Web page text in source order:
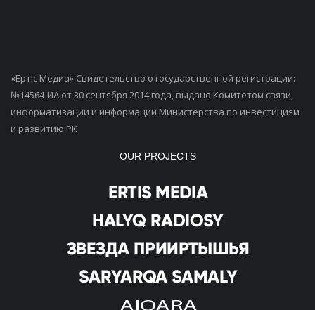
«Ертiс Медиа» Свидетельство о государственной регистрации:
№14564-ИА от 30 сентября 2014 года, выдано Комитетом связи,
информатизации и информации Министерства по инвестициям
и развитию РК
OUR PROJECTS